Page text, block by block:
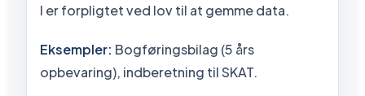
I er forpligtet ved lov til at gemme data.
Eksempler: Bogføringsbilag (5 års
opbevaring), indberetning til SKAT.